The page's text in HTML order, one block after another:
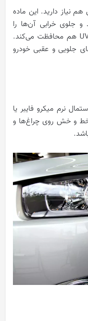
نیاز دارید. این ماده
و جلوی خرابی آن‌ها را
می‌گیرد. همچنین از چراغ در برابر اشعه UV هم محافظت می‌کند.
جلویی و عقبی خودرو
نرم میکرو فایبر یا
خط و خش روی چراغ‌ها و